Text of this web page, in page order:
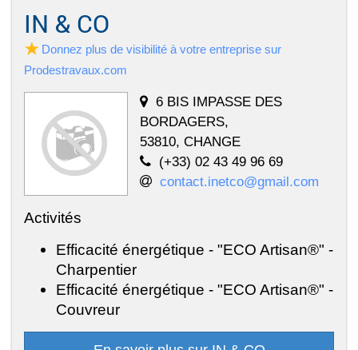
IN & CO
Donnez plus de visibilité à votre entreprise sur
Prodestravaux.com
6 BIS IMPASSE DES
BORDAGERS,
53810, CHANGE
(+33) 02 43 49 96 69
contact.inetco@gmail.com
Activités
Efficacité énergétique - "ECO Artisan®" -
Charpentier
Efficacité énergétique - "ECO Artisan®" -
Couvreur